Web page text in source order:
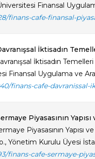
Finansal
finans-cafe-finansal-
İktisadın
İktisadın
Finansal Uygulama ve
finans-cafe-davranissal-
Piyasasının Yapısı
Piyasasının
Yönetim Kurulu Üyesi
finans-cafe-sermaye-